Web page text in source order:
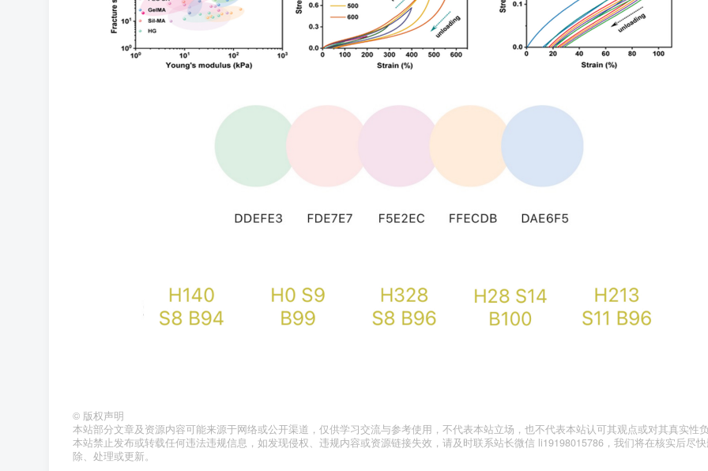
© 版权声明
本站部分文章及资源内容可能来源于网络或公开渠道，仅供学习交流与参考使用，不代表本站立场，也不代表本站认可其观点或对其真实性负
本站禁止发布或转载任何违法违规信息，如发现侵权、违规内容或资源链接失效，请及时联系站长微信 li19198015786，我们将在核实后尽快
除、处理或更新。